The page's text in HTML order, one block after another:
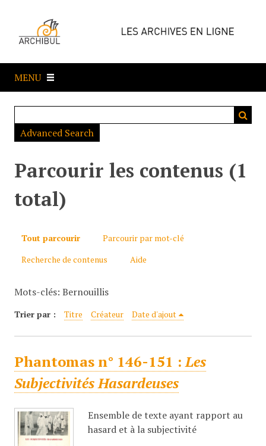
e
a
MENU
Advanced Search
Parcourir les contenus (1
total)
Tout parcourir
Parcourir par mot-clé
Recherche de contenus
Aide
Mots-clés: Bernouillis
Trier par : Titre Créateur Date d'ajout
Phantomas n° 146-151 :Les
Subjectivités Hasardeuses
Ensemble de texte ayant rapport au
hasard et à la subjectivité